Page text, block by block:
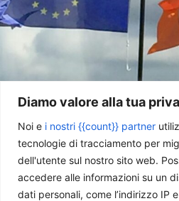
Diamo valore alla tua
Noi e i nostri {{count}} partner
tecnologie di tracciamento per
dell'utente sul nostro sito web.
accedere alle informazioni su un
dati personali, come l’indirizzo IP
L’Irlanda assume la presidenza di
dell’Unione Europea
Giorgio Fioravanti - 27 Luglio 2026